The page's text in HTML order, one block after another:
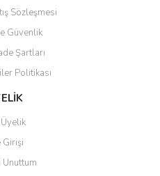
Sözleşmesi
Güvenlik
Şartları
Politikası
Girişi
Unuttum